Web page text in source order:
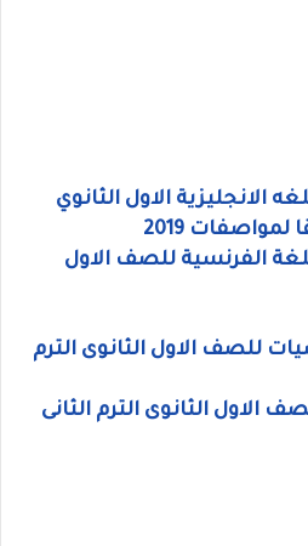
الانجليزية الاول الثانوي
2019
الفرنسية للصف الاول
للصف الاول الثانوى الترم
الاول الثانوى الترم الثانى